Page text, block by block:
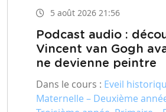
5 août 2026 21:56
Podcast audio :
Vincent van Gogh
ne devienne peintre
Dans le cours : Eveil
Maternelle – Deuxième